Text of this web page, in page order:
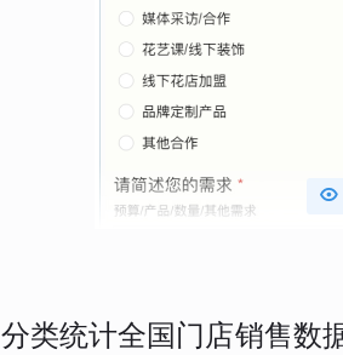

分类统计全国门店销售数